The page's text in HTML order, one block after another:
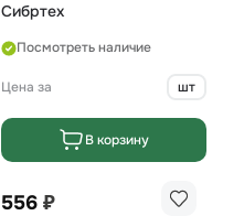
Сибртех
Посмотреть наличие
Цена за шт
В корзину
556 ₽